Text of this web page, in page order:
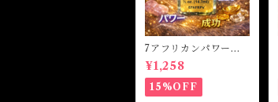
7アフリカンパワー
マジカルオイル・魔女
オイル 7AFRICAN
POWERS Magical O
il
¥1,258
15%OFF